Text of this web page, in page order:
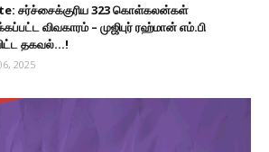
சர்ச்சைக்குரிய 323 கொள்கலன்கள்
விவகாரம் – முஜிபுர் ரஹ்மான் எம்.பி
தகவல்...!
2025